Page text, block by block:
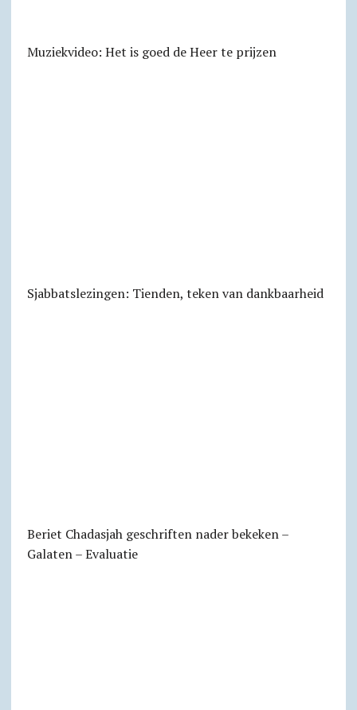
Muziekvideo: Het is goed de Heer te prijzen
Sjabbats­lezingen: Tienden, teken van dankbaarheid
Beriet Chadasjah geschriften nader bekeken –
Galaten – Evaluatie